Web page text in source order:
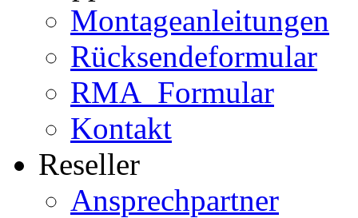
Montageanleitungen
Rücksendeformular
RMA_Formular
Kontakt
Reseller
Ansprechpartner